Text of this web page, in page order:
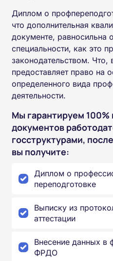
Диплом о
что дополнительная
документе, равносильна
специальности, как это
законодательством. Что,
предоставляет право на
определенного вида
деятельности.
Мы гарантируем 100%
документов
госструктурами,
вы получите:
Диплом о
переподготовке
Выписку из
аттестации
Внесение данных в
ФРДО